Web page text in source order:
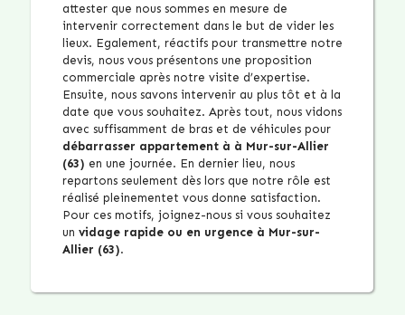
attester que nous sommes en mesure de
intervenir correctement dans le but de vider les
lieux. Egalement, réactifs pour transmettre notre
devis, nous vous présentons une proposition
commerciale après notre visite d’expertise.
Ensuite, nous savons intervenir au plus tôt et à la
date que vous souhaitez. Après tout, nous vidons
avec suffisamment de bras et de véhicules pour
débarrasser appartement à à Mur-sur-Allier
(63) en une journée. En dernier lieu, nous
repartons seulement dès lors que notre rôle est
réalisé pleinementet vous donne satisfaction.
Pour ces motifs, joignez-nous si vous souhaitez
un vidage rapide ou en urgence à Mur-sur-
Allier (63).